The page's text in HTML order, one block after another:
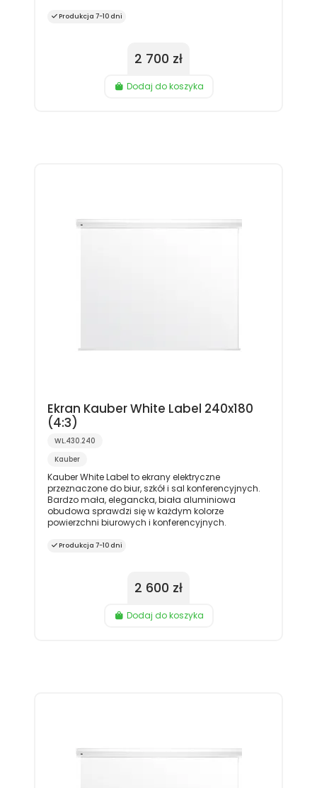
Produkcja 7-10 dni
2 700 zł
Dodaj do koszyka
Ekran Kauber White Label 240x180
(4:3)
WL.430.240
Kauber
Kauber White Label to ekrany elektryczne
przeznaczone do biur, szkół i sal konferencyjnych.
Bardzo mała, elegancka, biała aluminiowa
obudowa sprawdzi się w każdym kolorze
powierzchni biurowych i konferencyjnych.
Produkcja 7-10 dni
2 600 zł
Dodaj do koszyka